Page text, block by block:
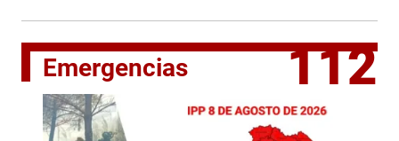
Emergencias 112